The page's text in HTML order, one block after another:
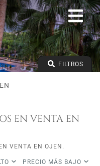
FILTROS
EN VENTA EN
VENTA EN OJEN.
PRECIO MÁS BAJO